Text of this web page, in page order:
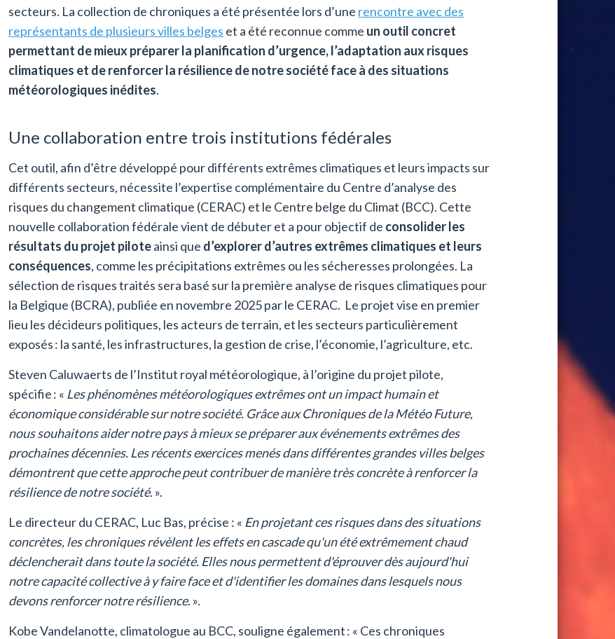
secteurs. La collection de chroniques a été présentée lors d’une rencontre avec des
représentants de plusieurs villes belges et a été reconnue comme un outil concret
permettant de mieux préparer la planification d’urgence, l’adaptation aux risques
climatiques et de renforcer la résilience de notre société face à des situations
météorologiques inédites.
Une collaboration entre trois institutions fédérales
Cet outil, afin d’être développé pour différents extrêmes climatiques et leurs impacts sur
différents secteurs, nécessite l’expertise complémentaire du Centre d’analyse des
risques du changement climatique (CERAC) et le Centre belge du Climat (BCC). Cette
nouvelle collaboration fédérale vient de débuter et a pour objectif de consolider les
résultats du projet piloteainsi que d’explorer d’autres extrêmes climatiques et leurs
conséquences, comme les précipitations extrêmes ou les sécheresses prolongées. La
sélection de risques traités sera basé sur la première analyse de risques climatiques pour
la Belgique (BCRA), publiée en novembre 2025 par le CERAC. Le projet vise en premier
lieu les décideurs politiques, les acteurs de terrain, et les secteurs particulièrement
exposés : la santé, les infrastructures, la gestion de crise, l’économie, l’agriculture, etc.
Steven Caluwaerts de l’Institut royal météorologique, à l’origine du projet pilote,
spécifie : « Les phénomènes météorologiques extrêmes ont un impact humain et
économique considérable sur notre société. Grâce aux Chroniques de la Météo Future,
nous souhaitons aider notre pays à mieux se préparer aux événements extrêmes des
prochaines décennies. Les récents exercices menés dans différentes grandes villes belges
démontrent que cette approche peut contribuer de manière très concrète à renforcer la
résilience de notre société.».
Le directeur du CERAC, Luc Bas, précise : « En projetant ces risques dans des situations
concrètes, les chroniques révèlent les effets en cascade qu'un été extrêmement chaud
déclencherait dans toute la société. Elles nous permettent d'éprouver dès aujourd'hui
notre capacité collective à y faire face et d'identifier les domaines dans lesquels nous
devons renforcer notre résilience. ».
Kobe Vandelanotte, climatologue au BCC, souligne également : « Ces chroniques